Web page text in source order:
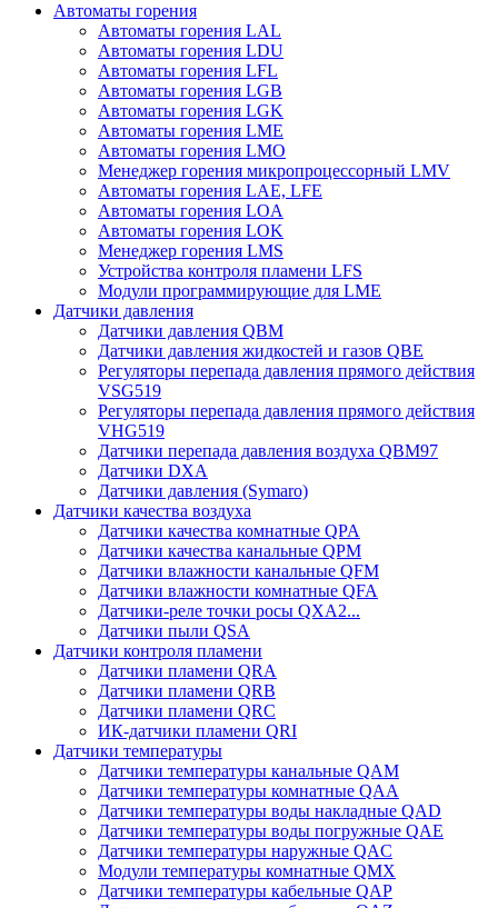
Автоматы горения
Автоматы горения LAL
Автоматы горения LDU
Автоматы горения LFL
Автоматы горения LGB
Автоматы горения LGK
Автоматы горения LME
Автоматы горения LMO
Менеджер горения микропроцессорный LMV
Автоматы горения LAE, LFE
Автоматы горения LOA
Автоматы горения LOK
Менеджер горения LMS
Устройства контроля пламени LFS
Модули программирующие для LME
Датчики давления
Датчики давления QBM
Датчики давления жидкостей и газов QBE
Регуляторы перепада давления прямого действия
VSG519
Регуляторы перепада давления прямого действия
VHG519
Датчики перепада давления воздуха QBM97
Датчики DXA
Датчики давления (Symaro)
Датчики качества воздуха
Датчики качества комнатные QPA
Датчики качества канальные QPM
Датчики влажности канальные QFM
Датчики влажности комнатные QFA
Датчики-реле точки росы QXA2...
Датчики пыли QSA
Датчики контроля пламени
Датчики пламени QRA
Датчики пламени QRB
Датчики пламени QRC
ИК-датчики пламени QRI
Датчики температуры
Датчики температуры канальные QAM
Датчики температуры комнатные QAA
Датчики температуры воды накладные QAD
Датчики температуры воды погружные QAE
Датчики температуры наружные QAC
Модули температуры комнатные QMX
Датчики температуры кабельные QAP